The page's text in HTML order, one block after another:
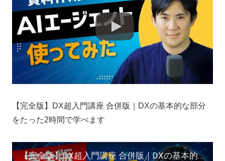
【完全版】DX超入門講座 合併版｜DXの基本的な部分
をたった2時間で学べます
【完全版】DX超入門講座 合併版｜DXの基本的な部分をたった2時間で学べます